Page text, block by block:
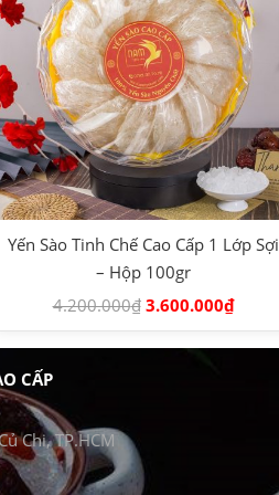
Yến Sào Tinh Chế Cao Cấp 1 Lớp Sợi
– Hộp 100gr
4.200.000₫ 3.600.000₫
CẤP
Chi, TP.HCM